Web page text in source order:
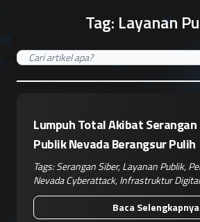
Tag: Layanan
Lumpuh Total Akibat Serangan
Publik Nevada Berangsur Pulih
Tags:Serangan Siber,Layanan Publik,
Nevada Cyberattack,Infrastruktur Digital
Baca Selengkapnya